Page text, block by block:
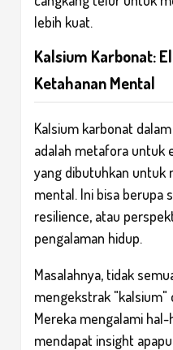
lebih kuat.
Kalsium Karbonat:
Ketahanan Mental
Kalsium karbonat
adalah metafora untuk
yang dibutuhkan untuk
mental. Ini bisa berupa
resilience, atau
pengalaman hidup.
Masalahnya, tidak
mengekstrak "kalsium"
Mereka mengalami
mendapat insight